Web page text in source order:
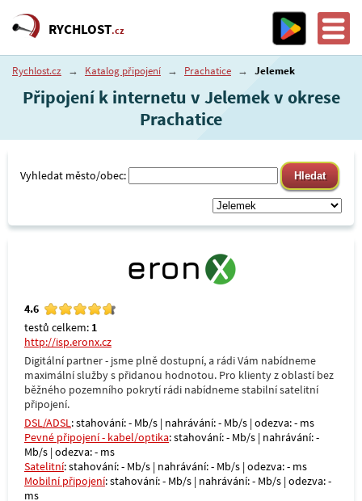
RYCHLOST.cz
Rychlost.cz → Katalog připojení → Prachatice → Jelemek
Připojení k internetu v Jelemek v okrese
Prachatice
Vyhledat město/obec:
4.6
testů celkem: 1
http://isp.eronx.cz
Digitální partner - jsme plně dostupní, a rádi Vám nabídneme
maximální služby s přidanou hodnotou. Pro klienty z oblastí bez
běžného pozemního pokrytí rádi nabídneme stabilní satelitní
připojení.
DSL/ADSL: stahování: - Mb/s | nahrávání: - Mb/s | odezva: - ms
Pevné připojení - kabel/optika: stahování: - Mb/s | nahrávání: -
Mb/s | odezva: - ms
Satelitní: stahování: - Mb/s | nahrávání: - Mb/s | odezva: - ms
Mobilní připojení: stahování: - Mb/s | nahrávání: - Mb/s | odezva: -
ms